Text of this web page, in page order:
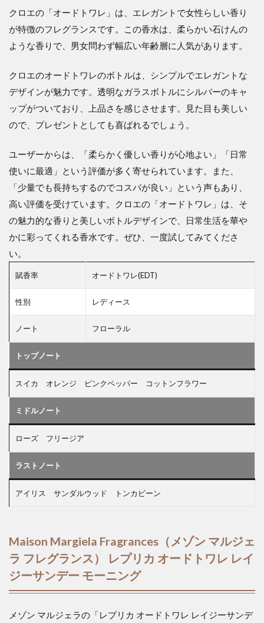
クロエの「オードトワレ」は、エレガントで女性らしい香り
が特徴のフレグランスです。この香水は、柔らかい石けんの
ような香りで、男女問わず幅広い年齢層に人気があります。
クロエのオードトワレのボトルは、シンプルでエレガントな
デザインが魅力です。透明なガラスボトルにシルバーのキャ
ップがついており、上品さを感じさせます。見た目も美しい
ので、プレゼントとしても喜ばれるでしょう。
ユーザーからは、「柔らかく優しい香りが心地よい」「日常
使いに最適」という評価が多く寄せられています。また、
「少量でも長持ちするのでコスパが良い」という声もあり、
高い評価を受けています。クロエの「オードトワレ」は、そ
の魅力的な香りと美しいボトルデザインで、日常生活を華や
かに彩ってくれる香水です。ぜひ、一度試してみてくださ
い。
賦香率 オードトワレ(EDT)
性別 レディース
ノート フローラル
トップノート
スイカ オレンジ ピンクペッパー コットンフラワー
ミドルノート
ローズ フリージア
ラストノート
アイリス サンダルウッド トンカビーン
Maison Margiela Fragrances（メゾン マルジェ
ラ フレグランス） レプリカ オードトワレ レイ
ジーサンデー モーニング
メゾン マルジェラの「レプリカ オードトワレ レイジーサンデ